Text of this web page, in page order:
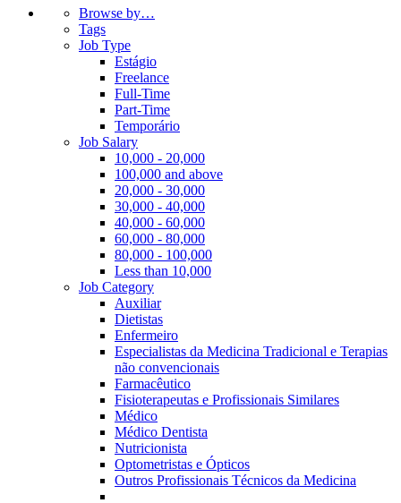
Browse by…
Tags
Job Type
Estágio
Freelance
Full-Time
Part-Time
Temporário
Job Salary
10,000 - 20,000
100,000 and above
20,000 - 30,000
30,000 - 40,000
40,000 - 60,000
60,000 - 80,000
80,000 - 100,000
Less than 10,000
Job Category
Auxiliar
Dietistas
Enfermeiro
Especialistas da Medicina Tradicional e Terapias
não convencionais
Farmacêutico
Fisioterapeutas e Profissionais Similares
Médico
Médico Dentista
Nutricionista
Optometristas e Ópticos
Outros Profissionais Técnicos da Medicina